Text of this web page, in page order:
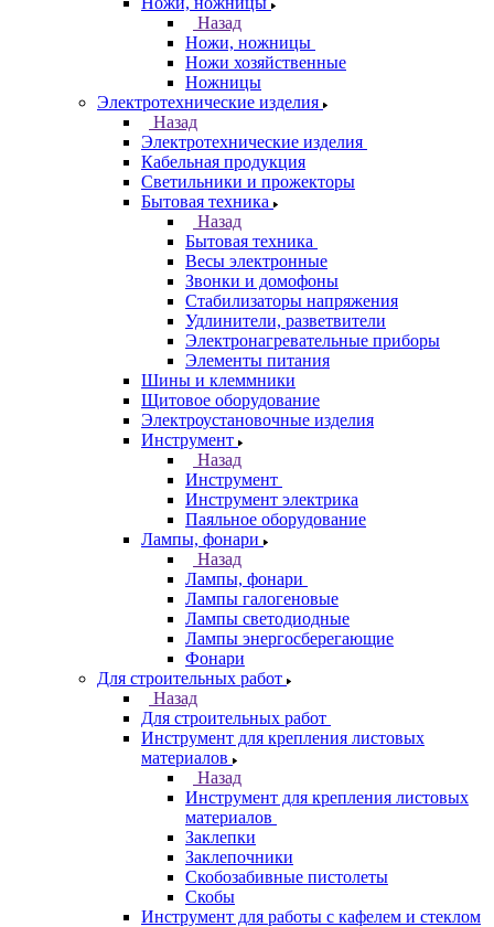
Назад
Ножи, ножницы
Ножи хозяйственные
Ножницы
Электротехнические изделия
Назад
Электротехнические изделия
Кабельная продукция
Светильники и прожекторы
Бытовая техника
Назад
Бытовая техника
Весы электронные
Звонки и домофоны
Стабилизаторы напряжения
Удлинители, разветвители
Электронагревательные приборы
Элементы питания
Шины и клеммники
Щитовое оборудование
Электроустановочные изделия
Инструмент
Назад
Инструмент
Инструмент электрика
Паяльное оборудование
Лампы, фонари
Назад
Лампы, фонари
Лампы галогеновые
Лампы светодиодные
Лампы энергосберегающие
Фонари
Для строительных работ
Назад
Для строительных работ
Инструмент для крепления листовых
материалов
Назад
Инструмент для крепления листовых
материалов
Заклепки
Заклепочники
Скобозабивные пистолеты
Скобы
Инструмент для работы с кафелем и стеклом